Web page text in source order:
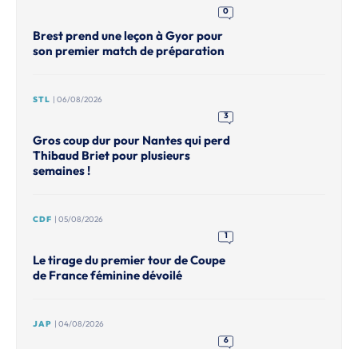
0
Brest prend une leçon à Gyor pour
son premier match de préparation
STL | 06/08/2026
3
Gros coup dur pour Nantes qui perd
Thibaud Briet pour plusieurs
semaines !
CDF | 05/08/2026
1
Le tirage du premier tour de Coupe
de France féminine dévoilé
JAP | 04/08/2026
6